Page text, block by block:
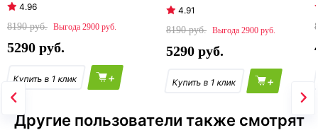
4.96
8190
2900
5290
+
4.91
8190
2900
5290
+
Другие пользователи также смотрят